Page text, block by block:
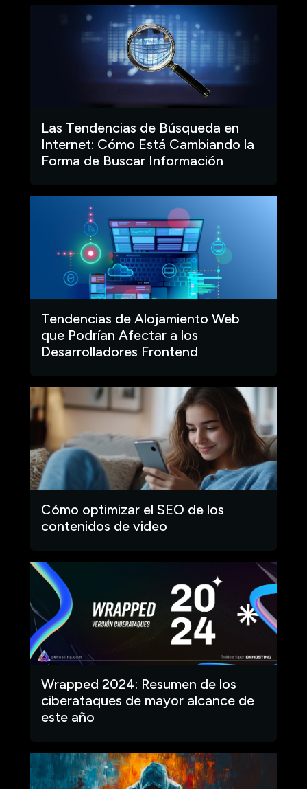
Las Tendencias de Búsqueda en
Internet: Cómo Está Cambiando la
Forma de Buscar Información
Tendencias de Alojamiento Web
que Podrían Afectar a los
Desarrolladores Frontend
Cómo optimizar el SEO de los
contenidos de video
Wrapped 2024: Resumen de los
ciberataques de mayor alcance de
este año